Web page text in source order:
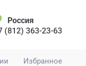
Избранное
Россия
(812) 363-23-63